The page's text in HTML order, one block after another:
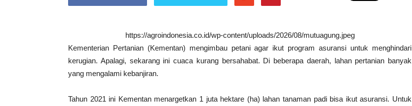
https://agroindonesia.co.id/wp-content/uploads/2026/08/mutuagung.jpeg
Kementerian Pertanian (Kementan) mengimbau petani agar ikut program asuransi untuk menghindari
kerugian. Apalagi, sekarang ini cuaca kurang bersahabat. Di beberapa daerah, lahan pertanian banyak
yang mengalami kebanjiran.
Tahun 2021 ini Kementan menargetkan 1 juta hektare (ha) lahan tanaman padi bisa ikut asuransi. Untuk